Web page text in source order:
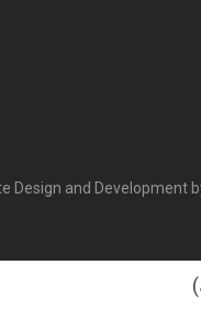
Design and Development
)